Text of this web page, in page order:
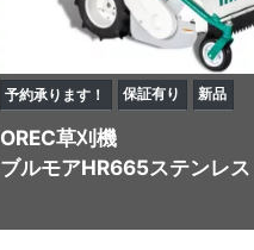
予約承ります！ 保証有り 新品
OREC草刈機
ブルモアHR665ステンレス